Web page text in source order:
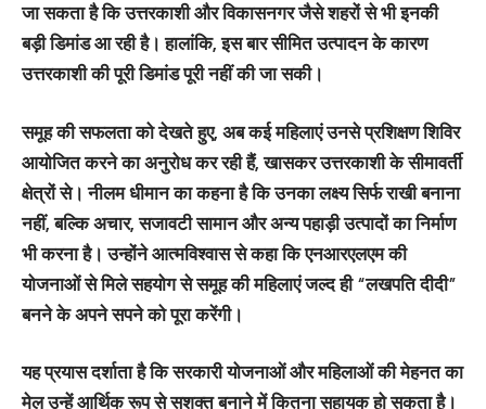
जा सकता है कि उत्तरकाशी और विकासनगर जैसे शहरों से भी इनकी
बड़ी डिमांड आ रही है। हालांकि, इस बार सीमित उत्पादन के कारण
उत्तरकाशी की पूरी डिमांड पूरी नहीं की जा सकी।
समूह की सफलता को देखते हुए, अब कई महिलाएं उनसे प्रशिक्षण शिविर
आयोजित करने का अनुरोध कर रही हैं, खासकर उत्तरकाशी के सीमावर्ती
क्षेत्रों से। नीलम धीमान का कहना है कि उनका लक्ष्य सिर्फ राखी बनाना
नहीं, बल्कि अचार, सजावटी सामान और अन्य पहाड़ी उत्पादों का निर्माण
भी करना है। उन्होंने आत्मविश्वास से कहा कि एनआरएलएम की
योजनाओं से मिले सहयोग से समूह की महिलाएं जल्द ही “लखपति दीदी”
बनने के अपने सपने को पूरा करेंगी।
यह प्रयास दर्शाता है कि सरकारी योजनाओं और महिलाओं की मेहनत का
मेल उन्हें आर्थिक रूप से सशक्त बनाने में कितना सहायक हो सकता है।